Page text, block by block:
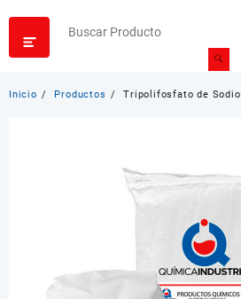
Inicio Productos Tripolifosfato de Sodio